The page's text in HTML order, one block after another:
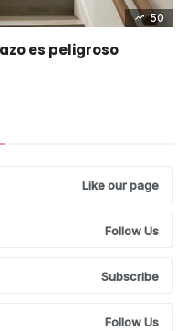
50
es peligroso
Like our page
Follow Us
Subscribe
Follow Us